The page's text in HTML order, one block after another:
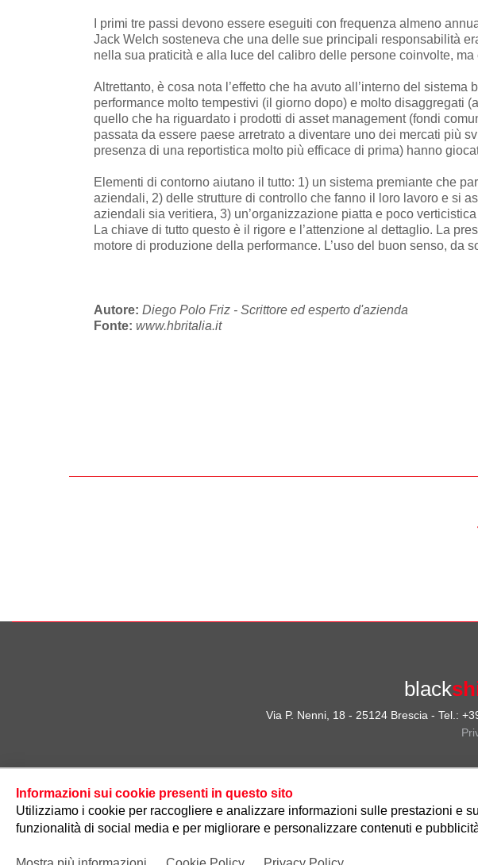
I primi tre passi devono essere eseguiti con frequenza almeno
Jack Welch sosteneva che una delle sue principali responsabilità
nella sua praticità e alla luce del calibro delle persone coinvolte,
Altrettanto, è cosa nota l’effetto che ha avuto all’interno del
performance molto tempestivi (il giorno dopo) e molto disaggregati
quello che ha riguardato i prodotti di asset management (fondi
passata da essere paese arretrato a diventare uno dei mercati più
presenza di una reportistica molto più efficace di prima) hanno
Elementi di contorno aiutano il tutto: 1) un sistema premiante che
aziendali, 2) delle strutture di controllo che fanno il loro lavoro e si
aziendali sia veritiera, 3) un’organizzazione piatta e poco
La chiave di tutto questo è il rigore e l’attenzione al dettaglio. La
motore di produzione della performance. L’uso del buon senso, da
Autore: Diego Polo Friz - Scrittore ed esperto d'azienda
Fonte: www.hbritalia.it
black
Via P. Nenni, 18 - 25124 Brescia - Tel.:
Informazioni sui cookie presenti in questo sito
Utilizziamo i cookie per raccogliere e analizzare informazioni sulle prestazioni e
funzionalità di social media e per migliorare e personalizzare contenuti e